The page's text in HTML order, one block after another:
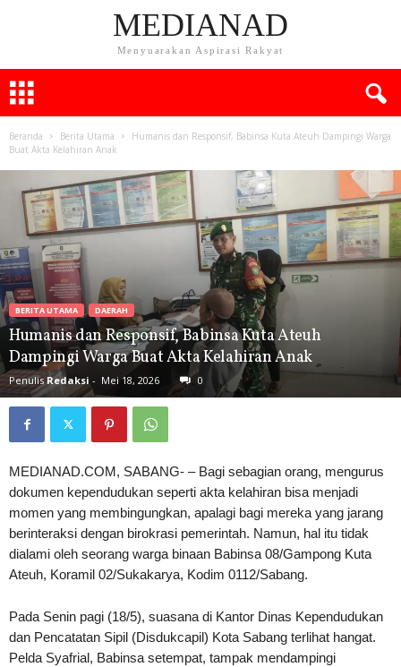
MEDIANAD
Menyuarakan Aspirasi Rakyat
Beranda Berita Utama
Humanis dan Responsif, Babinsa Kuta Ateuh Dampingi Warga
Buat Akta Kelahiran Anak
BERITA UTAMA DAERAH
Humanis dan Responsif, Babinsa Kuta Ateuh
Dampingi Warga Buat Akta Kelahiran Anak
Penulis Redaksi - Mei 18, 2026 0
MEDIANAD.COM, SABANG- – Bagi sebagian orang, mengurus
dokumen kependudukan seperti akta kelahiran bisa menjadi
momen yang membingungkan, apalagi bagi mereka yang jarang
berinteraksi dengan birokrasi pemerintah. Namun, hal itu tidak
dialami oleh seorang warga binaan Babinsa 08/Gampong Kuta
Ateuh, Koramil 02/Sukakarya, Kodim 0112/Sabang.
Pada Senin pagi (18/5), suasana di Kantor Dinas Kependudukan
dan Pencatatan Sipil (Disdukcapil) Kota Sabang terlihat hangat.
Pelda Syafrial, Babinsa setempat, tampak mendampingi